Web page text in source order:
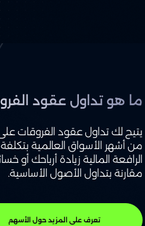
ما هو تداول عقود
يتيح لك تداول عقود الفروقات
من أشهر الأسواق العالمية
الرافعة المالية زيادة أرباحك أو
مقارنة بتداول الأصول الأساسية.
تعرف على المزيد حول الأسهم